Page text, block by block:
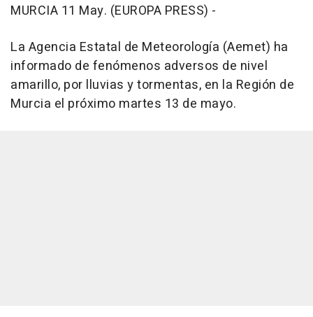
MURCIA 11 May. (EUROPA PRESS) -
La Agencia Estatal de Meteorología (Aemet) ha
informado de fenómenos adversos de nivel
amarillo, por lluvias y tormentas, en la Región de
Murcia el próximo martes 13 de mayo.